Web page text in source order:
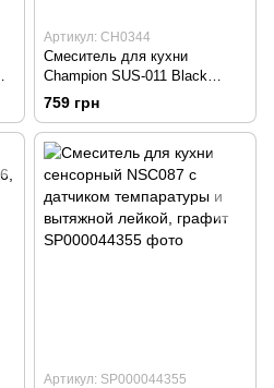
Артикул: CH0344
Смеситель для кухни
Champion SUS-011 Black
черный
759 грн
Артикул: SP000044355